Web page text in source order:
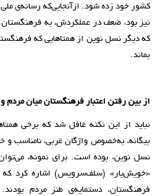
کشور خود زده شود. ازآنجایی‌که رسانه‌ی
نیز بود، ضعف در عملکردش، به
که دیگر نسل نوین از همتاهایی که
بماند.
از بین رفتن اعتبار فرهنگستان میان مردم
نباید از این نکته غافل شد که برخی
بیگانه، به‌خصوص واژگان غربی، نامناسب
نسل نوین، بوده است. برای نمونه،
«خویش‌یار» (سلف‌سرویس) اشاره کرد که
فرهنگستان، دستمایه‌ی طنز مردم